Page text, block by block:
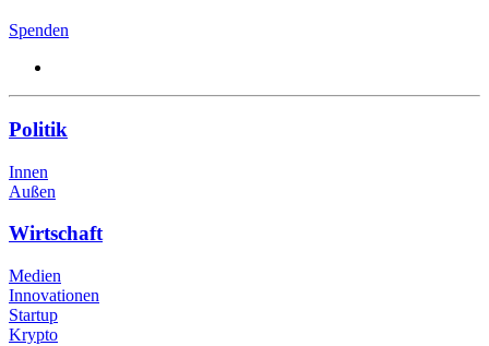
Spenden
Politik
Innen
Außen
Wirtschaft
Medien
Innovationen
Startup
Krypto